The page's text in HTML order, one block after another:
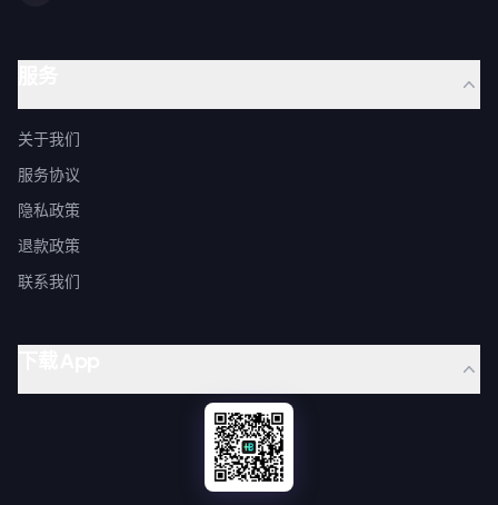
关于我们
服务协议
隐私政策
退款政策
联系我们